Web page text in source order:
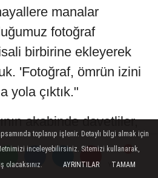
Yorumlar
Yorumlar
Yorumlar
manalar
fotoğraf
birbirine ekleyerek
'Fotoğraf, ömrün izini
yola çıktık."
akabinde davetliler,
yer aldığı sergiyi
kendi
toplanıp işlenir. Detaylı bilgi almak için
inceleyebilirsiniz. Sitemizi kullanarak,
olacaksınız.
AYRINTILAR TAMAM